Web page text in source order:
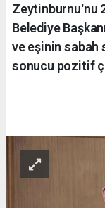
Zeytinburnu'nu
Belediye
ve eşinin
sonucu pozitif